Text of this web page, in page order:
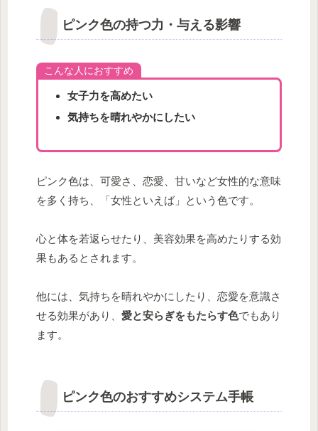
ピンク色の持つ力・与える影響
こんな人におすすめ
女子力を高めたい
気持ちを晴れやかにしたい
ピンク色は、可愛さ、恋愛、甘いなど女性的な意味
を多く持ち、「女性といえば」という色です。
心と体を若返らせたり、美容効果を高めたりする効
果もあるとされます。
他には、気持ちを晴れやかにしたり、恋愛を意識さ
せる効果があり、 愛と安らぎをもたらす色でもあり
ます。
ピンク色のおすすめシステム手帳